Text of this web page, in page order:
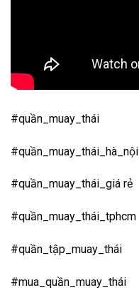
#quần_muay_thái
#quần_muay_thái_hà_nội
#quần_muay_thái_giá rẻ
#quần_muay_thái_tphcm
#quần_tập_muay_thái
#mua_quần_muay_thái